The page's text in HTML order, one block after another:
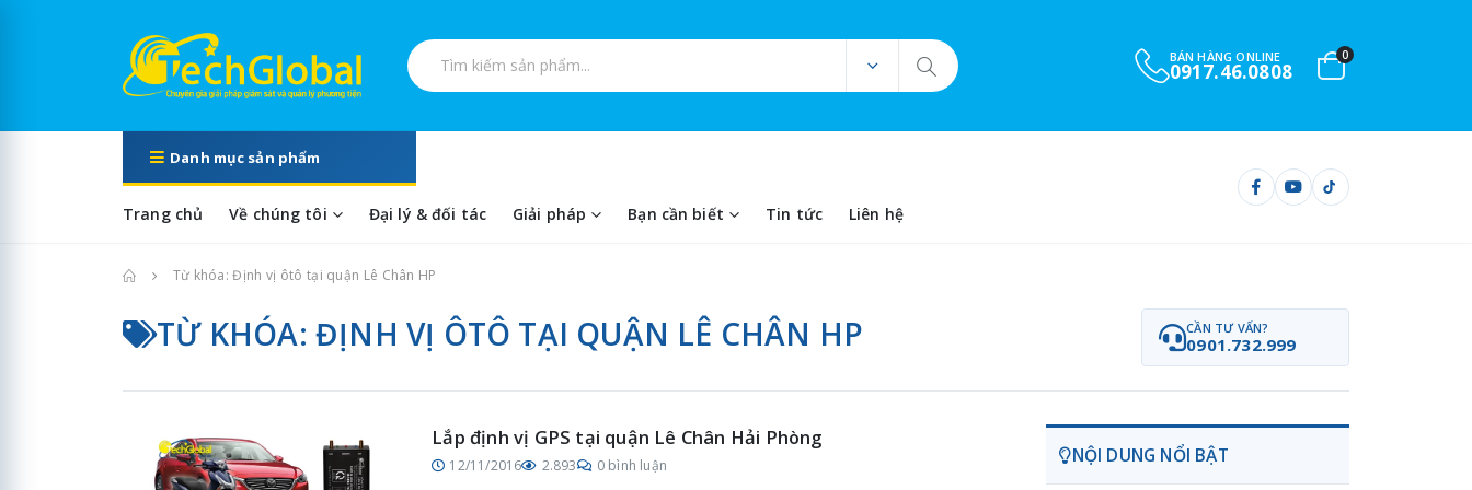
Tìm kiếm sản phẩm
BÁN HÀNG ONLINE
0917.46.0808
0
Danh mục sản phẩm
Trang chủ Về chúng tôi Đại lý & đối tác Giải pháp Bạn cần biết Tin tức Liên hệ
Trang chủTừ khóa: Định vị ôtô tại quận Lê Chân HP
TỪ KHÓA: ĐỊNH VỊ ÔTÔ TẠI QUẬN LÊ CHÂN HP CẦN TƯ VẤN?
0901.732.999
Lắp định vị GPS tại quận Lê Chân Hải Phòng
12/11/2016 2.893 0 bình luận NỘI DUNG NỔI BẬT